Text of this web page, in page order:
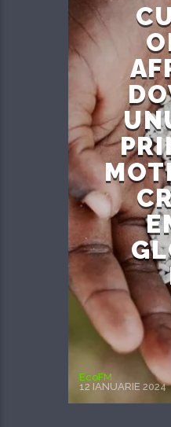
EcoFM
12 IANUARIE 2024